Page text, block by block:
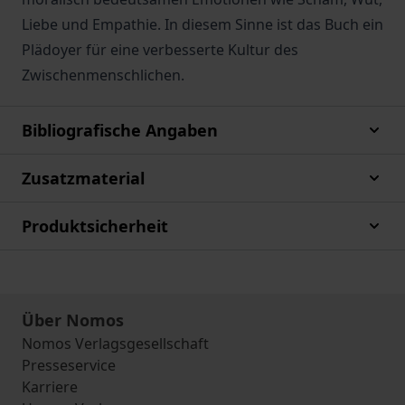
Liebe und Empathie. In diesem Sinne ist das Buch ein
Plädoyer für eine verbesserte Kultur des
Zwischenmenschlichen.
Bibliografische Angaben
Zusatzmaterial
Produktsicherheit
Über Nomos
Nomos Verlagsgesellschaft
Presseservice
Karriere